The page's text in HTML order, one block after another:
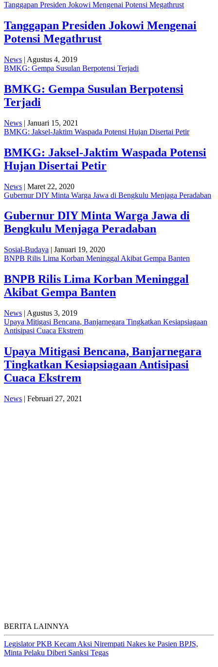
Tanggapan Presiden Jokowi Mengenai Potensi Megathrust
Tanggapan Presiden Jokowi Mengenai
Potensi Megathrust
News | Agustus 4, 2019
BMKG: Gempa Susulan Berpotensi Terjadi
BMKG: Gempa Susulan Berpotensi
Terjadi
News | Januari 15, 2021
BMKG: Jaksel-Jaktim Waspada Potensi Hujan Disertai Petir
BMKG: Jaksel-Jaktim Waspada Potensi
Hujan Disertai Petir
News | Maret 22, 2020
Gubernur DIY Minta Warga Jawa di Bengkulu Menjaga Peradaban
Gubernur DIY Minta Warga Jawa di
Bengkulu Menjaga Peradaban
Sosial-Budaya | Januari 19, 2020
BNPB Rilis Lima Korban Meninggal Akibat Gempa Banten
BNPB Rilis Lima Korban Meninggal
Akibat Gempa Banten
News | Agustus 3, 2019
Upaya Mitigasi Bencana, Banjarnegara Tingkatkan Kesiapsiagaan
Antisipasi Cuaca Ekstrem
Upaya Mitigasi Bencana, Banjarnegara
Tingkatkan Kesiapsiagaan Antisipasi
Cuaca Ekstrem
News | Februari 27, 2021
BERITA LAINNYA
Legislator PKB Kecam Aksi Nirempati Nakes ke Pasien BPJS,
Minta Pelaku Diberi Sanksi Tegas